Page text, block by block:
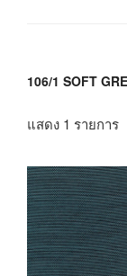
106/1 SOFT
แสดง 1 รายการ